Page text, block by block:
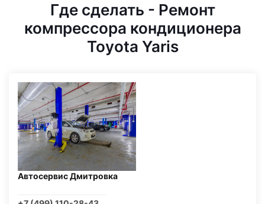
Где сделать - Ремонт
компрессора кондиционера
Toyota Yaris
Автосервис Дмитровка